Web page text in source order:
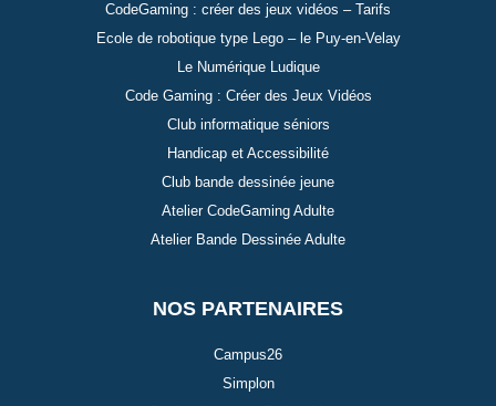
CodeGaming : créer des jeux vidéos – Tarifs
Ecole de robotique type Lego – le Puy-en-Velay
Le Numérique Ludique
Code Gaming : Créer des Jeux Vidéos
Club informatique séniors
Handicap et Accessibilité
Club bande dessinée jeune
Atelier CodeGaming Adulte
Atelier Bande Dessinée Adulte
NOS PARTENAIRES
Campus26
Simplon